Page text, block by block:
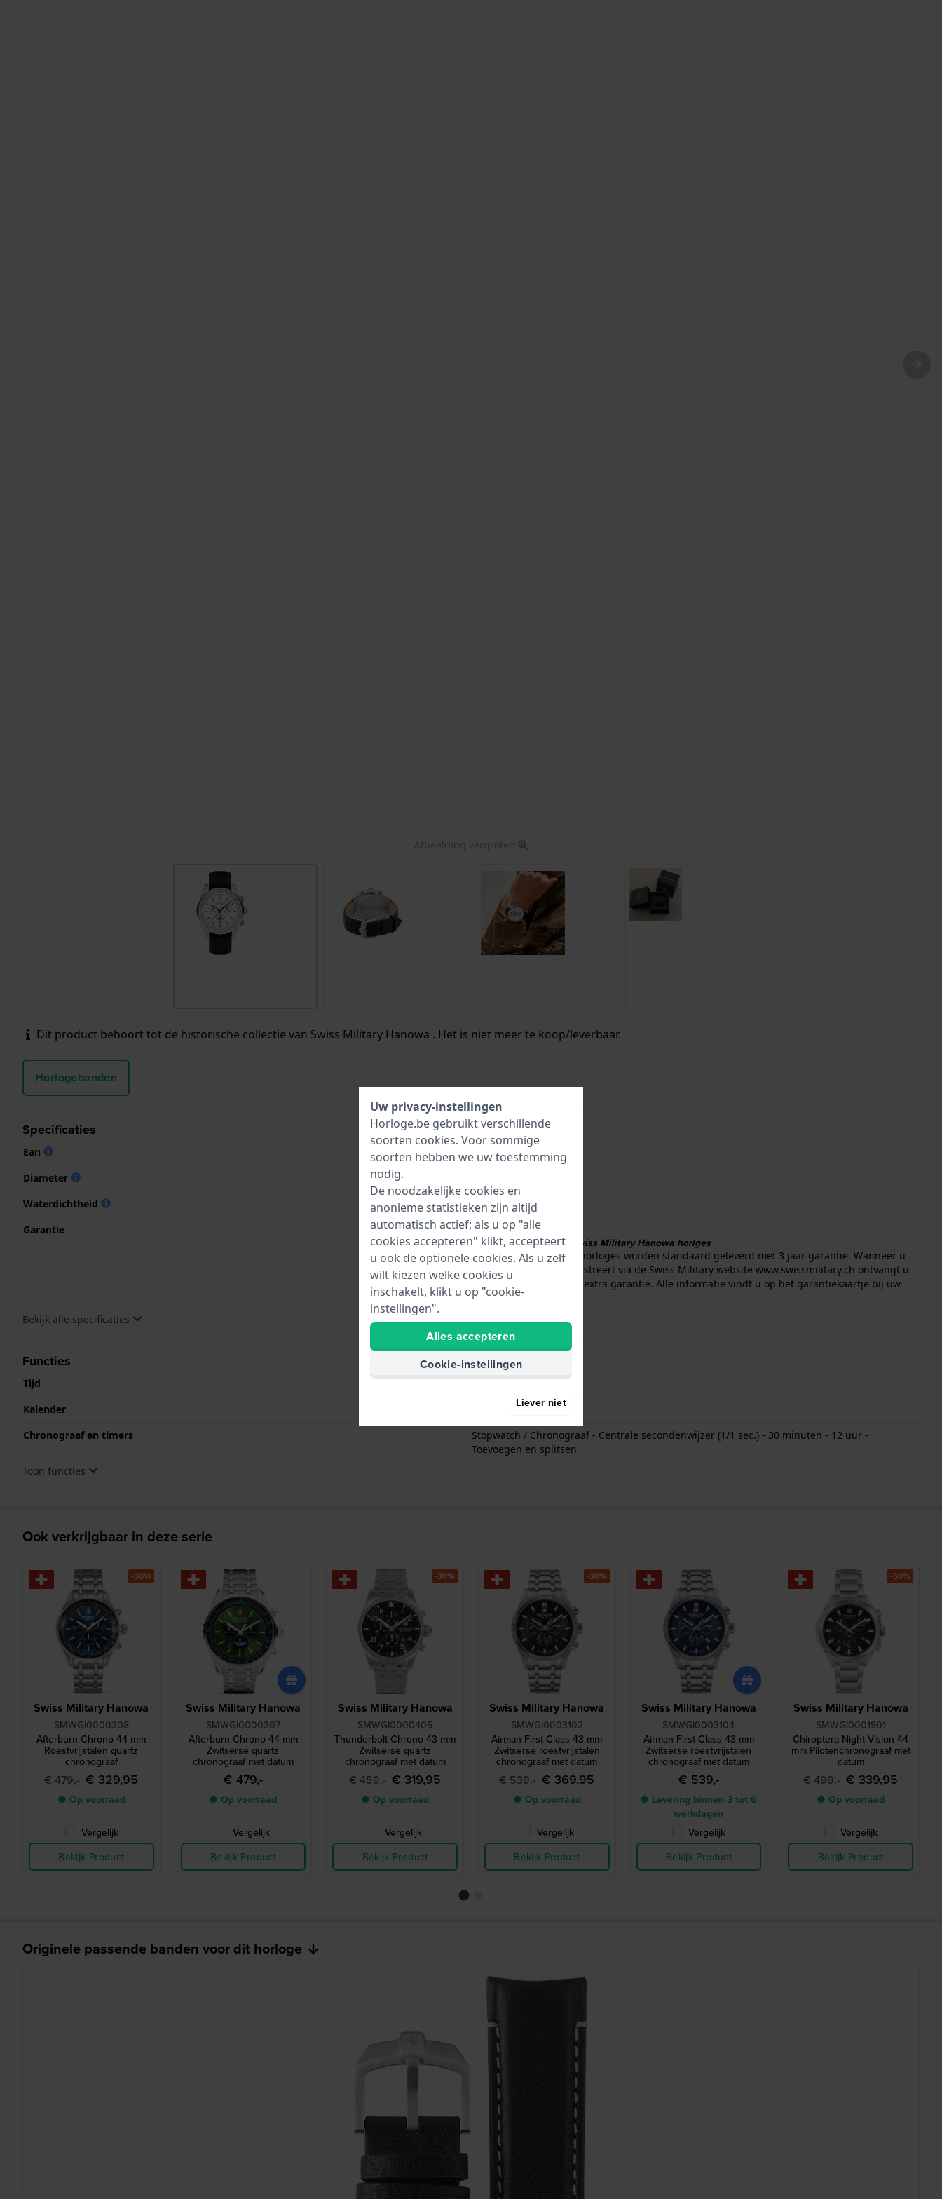
Afbeelding vergroten
Dit product behoort tot de historische collectie van Swiss Military Hanowa . Het is niet meer te koop/leverbaar.
Horlogebanden
Specificaties
Ean
7620958007789
Diameter
Waterdichtheid
10 Bar (zwemmen)
Garantie
Swiss Military 3+2
3 + 2 jaar garantie op Swiss Military Hanowa horlges
Swiss Military Hanowa horloges worden standaard geleverd met 3 jaar garantie. Wanneer u
uw nieuwe horloge registreert via de Swiss Military website www.swissmilitary.ch ontvangt u
bovendien gratis 2 jaar extra garantie. Alle informatie vindt u op het garantiekaartje bij uw
aankoop.
Bekijk alle specificaties
Functies
Tijd
Uren - Analoge wijzer
Kalender
Datum - Venster
Chronograaf en timers
Stopwatch / Chronograaf - Centrale secondenwijzer (1/1 sec.) - 30 minuten - 12 uur -
Toevoegen en splitsen
Toon functies
Ook verkrijgbaar in deze serie
Swiss Military Hanowa
SMWGI0000308
Afterburn Chrono 44 mm
Roestvrijstalen quartz
chronograaf
€ 479,- € 329,95
● Op voorraad
Vergelijk
Bekijk Product
-30%
Swiss Military Hanowa
SMWGI0000307
Afterburn Chrono 44 mm
Zwitserse quartz
chronograaf met datum
€ 479,-
● Op voorraad
Vergelijk
Bekijk Product
Swiss Military Hanowa
SMWGI0000405
Thunderbolt Chrono 43 mm
Zwitserse quartz
chronograaf met datum
€ 459,- € 319,95
● Op voorraad
Vergelijk
Bekijk Product
-30%
Swiss Military Hanowa
SMWGI0003102
Airman First Class 43 mm
Zwitserse roestvrijstalen
chronograaf met datum
€ 539,- € 369,95
● Op voorraad
Vergelijk
Bekijk Product
-30%
Swiss Military Hanowa
SMWGI0003104
Airman First Class 43 mm
Zwitserse roestvrijstalen
chronograaf met datum
€ 539,-
● Levering binnen 3 tot 6
werkdagen
Vergelijk
Bekijk Product
Swiss Military Hanowa
SMWGI0001901
Chiroptera Night Vision 44
mm Pilotenchronograaf met
datum
€ 499,- € 339,95
● Op voorraad
Vergelijk
Bekijk Product
-30%
Originele passende banden voor dit horloge
Uw privacy-instellingen
Horloge.be gebruikt verschillende
soorten cookies. Voor sommige
soorten hebben we uw toestemming
nodig.
De noodzakelijke cookies en
anonieme statistieken zijn altijd
automatisch actief; als u op "alle
cookies accepteren" klikt, accepteert
u ook de optionele cookies. Als u zelf
wilt kiezen welke cookies u
inschakelt, klikt u op "cookie-
instellingen".
Alles accepteren
Cookie-instellingen
Liever niet